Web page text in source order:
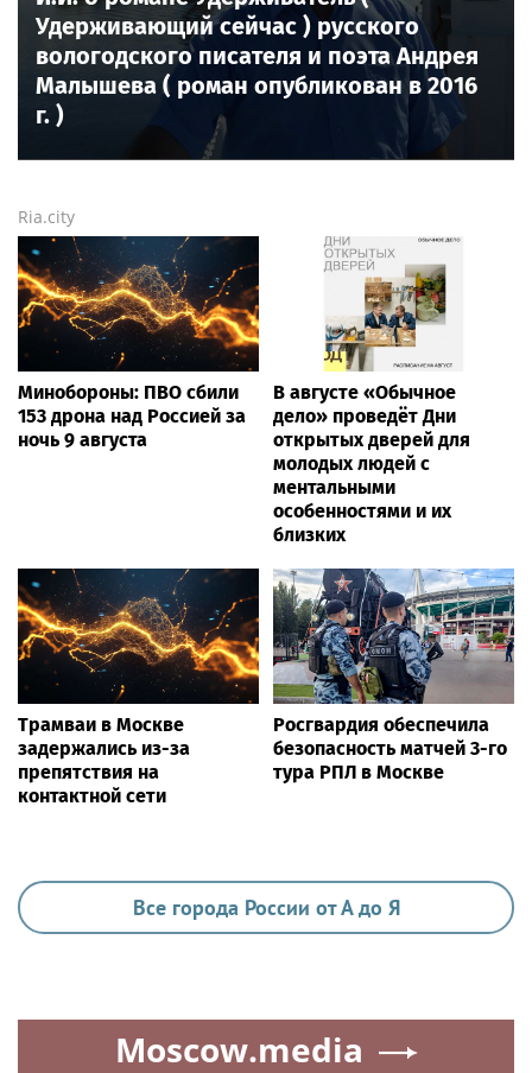
Удерживающий сейчас ) русского
вологодского писателя и поэта Андрея
Малышева ( роман опубликован в 2016
г. )
Ria.city
Минобороны: ПВО сбили
153 дрона над Россией за
ночь 9 августа
В августе «Обычное
дело» проведёт Дни
открытых дверей для
молодых людей с
ментальными
особенностями и их
близких
Трамваи в Москве
задержались из-за
препятствия на
контактной сети
Росгвардия обеспечила
безопасность матчей 3-го
тура РПЛ в Москве
Все города России от А до Я
Moscow.media